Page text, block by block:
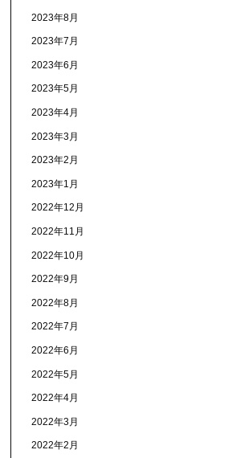
2023年8月
2023年7月
2023年6月
2023年5月
2023年4月
2023年3月
2023年2月
2023年1月
2022年12月
2022年11月
2022年10月
2022年9月
2022年8月
2022年7月
2022年6月
2022年5月
2022年4月
2022年3月
2022年2月